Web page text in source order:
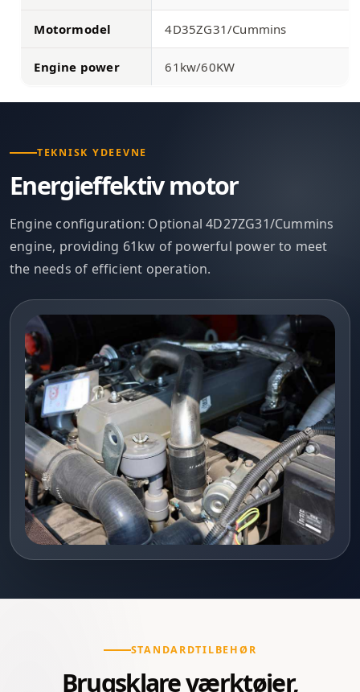
Motormodel 4D35ZG31/Cummins
Engine power 61kw/60KW
TEKNISK YDEEVNE
Energieffektiv motor
Engine configuration: Optional 4D27ZG31/Cummins
engine, providing 61kw of powerful power to meet
the needs of efficient operation.
STANDARDTILBEHØR
Brugsklare værktøjer,